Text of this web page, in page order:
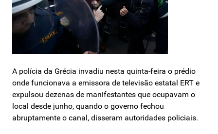
A polícia da Grécia invadiu nesta quinta-feira o prédio
onde funcionava a emissora de televisão estatal ERT e
expulsou dezenas de manifestantes que ocupavam o
local desde junho, quando o governo fechou
abruptamente o canal, disseram autoridades policiais.